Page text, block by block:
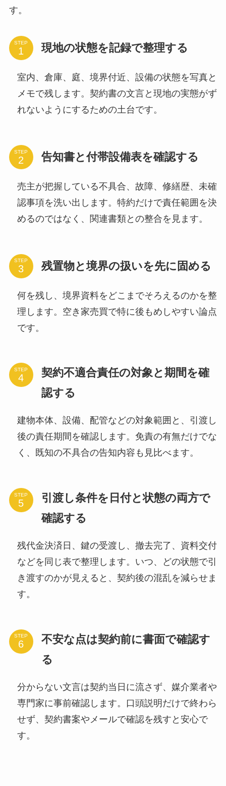
す。
STEP 現地の状態を記録で整理する
室内、倉庫、庭、境界付近、設備の状態を写真と
メモで残します。契約書の文言と現地の実態がず
れないようにするための土台です。
STEP 告知書と付帯設備表を確認する
売主が把握している不具合、故障、修繕歴、未確
認事項を洗い出します。特約だけで責任範囲を決
めるのではなく、関連書類との整合を見ます。
STEP 残置物と境界の扱いを先に固める
何を残し、境界資料をどこまでそろえるのかを整
理します。空き家売買で特に後もめしやすい論点
です。
STEP
契約不適合責任の対象と期間を確
認する
建物本体、設備、配管などの対象範囲と、引渡し
後の責任期間を確認します。免責の有無だけでな
く、既知の不具合の告知内容も見比べます。
STEP
引渡し条件を日付と状態の両方で
確認する
残代金決済日、鍵の受渡し、撤去完了、資料交付
などを同じ表で整理します。いつ、どの状態で引
き渡すのかが見えると、契約後の混乱を減らせま
す。
STEP
不安な点は契約前に書面で確認す
る
分からない文言は契約当日に流さず、媒介業者や
専門家に事前確認します。口頭説明だけで終わら
せず、契約書案やメールで確認を残すと安心で
す。